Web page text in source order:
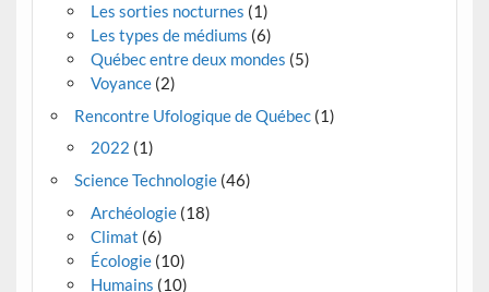
Les sorties nocturnes (1)
Les types de médiums (6)
Québec entre deux mondes (5)
Voyance(2)
Rencontre Ufologique de Québec(1)
2022 (1)
Science Technologie(46)
Archéologie(18)
Climat (6)
Écologie(10)
Humains (10)